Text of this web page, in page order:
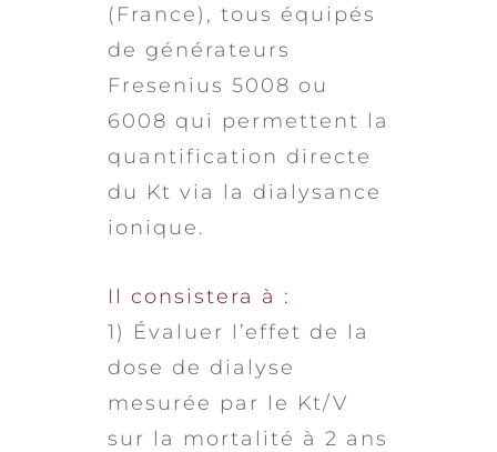
(France), tous équipés
de générateurs
Fresenius 5008 ou
6008 qui permettent la
quantification directe
du Kt via la dialysance
ionique.
Il consistera à :
1) Évaluer l’effet de la
dose de dialyse
mesurée par le Kt/V
sur la mortalité à 2 ans